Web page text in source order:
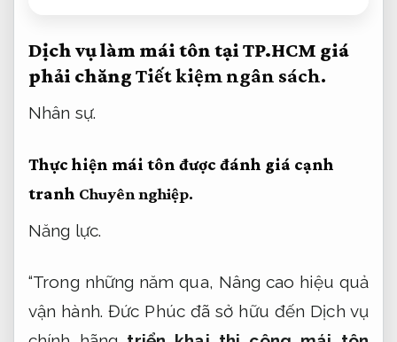
Dịch vụ làm mái tôn tại TP.HCM giá
phải chăng Tiết kiệm ngân sách.
Nhân sự.
Thực hiện mái tôn được đánh giá cạnh
tranh Chuyên nghiệp.
Năng lực.
“Trong những năm qua, Nâng cao hiệu quả
vận hành. Đức Phúc đã sở hữu đến Dịch vụ